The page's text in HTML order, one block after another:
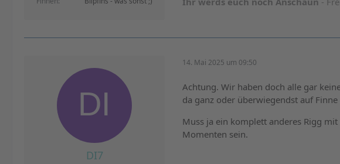
DI7
14. Mai 2025 um 09:50
Achtung. Wir haben doch alle gar
da ganz oder überwiegendst auf Finne
Muss ja ein komplett anderes Rigg
Momenten sein.